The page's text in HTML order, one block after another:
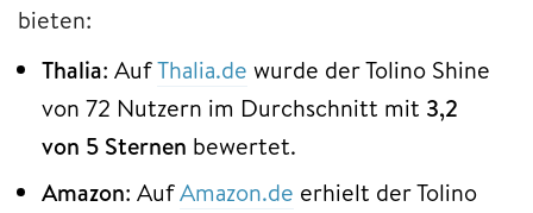
bieten:
Thalia: AufThalia.de wurde der Tolino Shine
von 72 Nutzern im Durchschnitt mit 3,2
von 5 Sternen bewertet.
Amazon: AufAmazon.de erhielt der Tolino